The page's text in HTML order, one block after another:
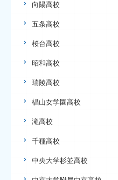
向陽高校
五条高校
桜台高校
昭和高校
瑞陵高校
椙山女学園高校
滝高校
千種高校
中央大学杉並高校